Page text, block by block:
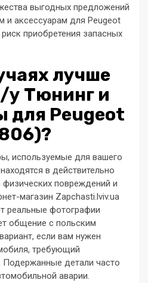
выгодных предложений
и аксессуарам для Peugeot
приобретения запасных
лучше
у Тюнинг и
для Peugeot
используемые для вашего
в действительно
повреждений и
магазин Zapchasti.lviv.ua
реальные фотографии
общение с польским
если вам нужен
требующий
Подержанные детали часто
аварии.